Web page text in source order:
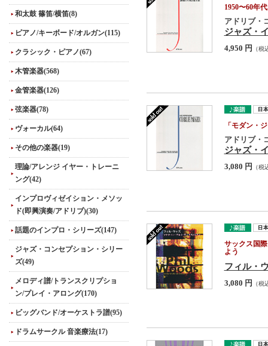
和太鼓 篠笛/横笛(8)
ピアノ/キーボード/オルガン(115)
クラシック・ピアノ(67)
木管楽器(568)
金管楽器(126)
弦楽器(78)
ヴォーカル(64)
その他の楽器(19)
理論/アレンジ イヤー・トレーニ
ング(42)
インプロヴィゼイション・メソッ
ド(即興演奏/アドリブ)(30)
話題のインプロ・シリーズ(147)
ジャズ・コンセプション・シリー
ズ(49)
メロディ譜/トランスクリプショ
ン/プレイ・アロング(170)
ビッグバンド/オーケストラ譜(95)
ドラムサークル 音楽療法(17)
1950〜60年
アドリブ・
ジャズ・
4,950 円 （税
「モダン・
アドリブ・
ジャズ・
3,080 円 （税
サックス国
よう
フィル・
3,080 円 （税